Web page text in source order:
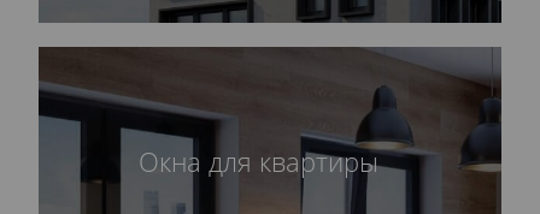
Окна для квартиры